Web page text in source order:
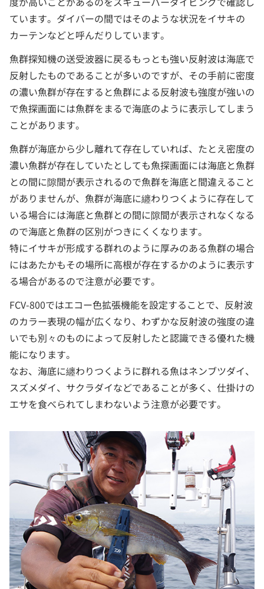
ています。ダイバーの間ではそのような状況をイサキの
カーテンなどと呼んだりしています。
魚群探知機の送受波器に戻るもっとも強い反射波は海底で
反射したものであることが多いのですが、その手前に密度
の濃い魚群が存在すると魚群による反射波も強度が強いの
で魚探画面には魚群をまるで海底のように表示してしまう
ことがあります。
魚群が海底から少し離れて存在していれば、たとえ密度の
濃い魚群が存在していたとしても魚探画面には海底と魚群
との間に隙間が表示されるので魚群を海底と間違えること
がありませんが、魚群が海底に纏わりつくように存在して
いる場合には海底と魚群との間に隙間が表示されなくなる
ので海底と魚群の区別がつきにくくなります。
特にイサキが形成する群れのように厚みのある魚群の場合
にはあたかもその場所に高根が存在するかのように表示す
る場合があるので注意が必要です。
FCV-800ではエコー色拡張機能を設定することで、反射波
のカラー表現の幅が広くなり、わずかな反射波の強度の違
いでも別々のものによって反射したと認識できる優れた機
能になります。
なお、海底に纏わりつくように群れる魚はネンブツダイ、
スズメダイ、サクラダイなどであることが多く、仕掛けの
エサを食べられてしまわないよう注意が必要です。